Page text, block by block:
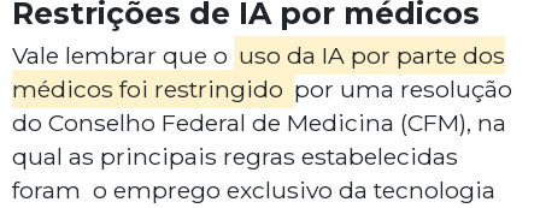
Restrições de IA por médicos
Vale lembrar que o uso da IA por parte dos
médicos foi restringido por uma resolução
do Conselho Federal de Medicina (CFM), na
qual as principais regras estabelecidas
foram o emprego exclusivo da tecnologia